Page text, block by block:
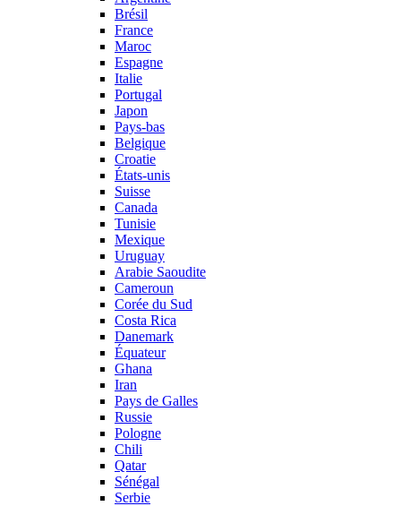
Brésil
France
Maroc
Espagne
Italie
Portugal
Japon
Pays-bas
Belgique
Croatie
États-unis
Suisse
Canada
Tunisie
Mexique
Uruguay
Arabie Saoudite
Cameroun
Corée du Sud
Costa Rica
Danemark
Équateur
Ghana
Iran
Pays de Galles
Russie
Pologne
Chili
Qatar
Sénégal
Serbie